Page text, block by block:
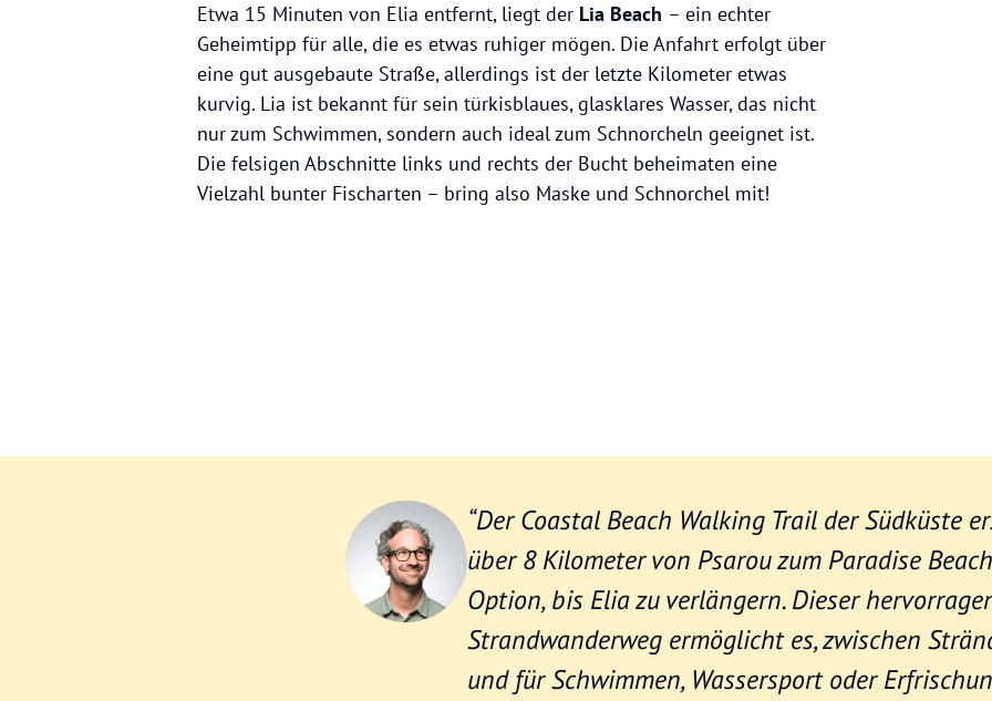
Etwa 15 Minuten von Elia entfernt, liegt der Lia Beach – ein echter
Geheimtipp für alle, die es etwas ruhiger mögen. Die Anfahrt erfolgt über
eine gut ausgebaute Straße, allerdings ist der letzte Kilometer etwas
kurvig. Lia ist bekannt für sein türkisblaues, glasklares Wasser, das nicht
nur zum Schwimmen, sondern auch ideal zum Schnorcheln geeignet ist.
Die felsigen Abschnitte links und rechts der Bucht beheimaten eine
Vielzahl bunter Fischarten – bring also Maske und Schnorchel mit!
“Der Coastal Beach Walking Trail der Südküste
über 8 Kilometer von Psarou zum Paradise
Option, bis Elia zu verlängern. Dieser
Strandwanderweg ermöglicht es, zwischen
und für Schwimmen, Wassersport oder